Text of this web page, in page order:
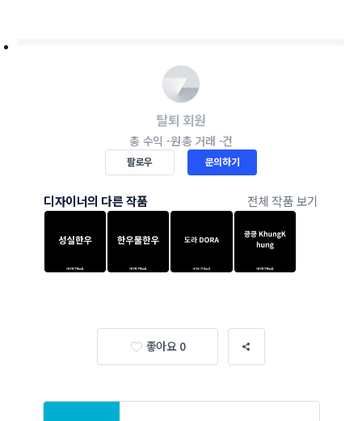
탈퇴 회원
총 수익 -원총 거래 -건
팔로우 문의하기
디자이너의 다른 작품 전체 작품 보기
좋아요 0